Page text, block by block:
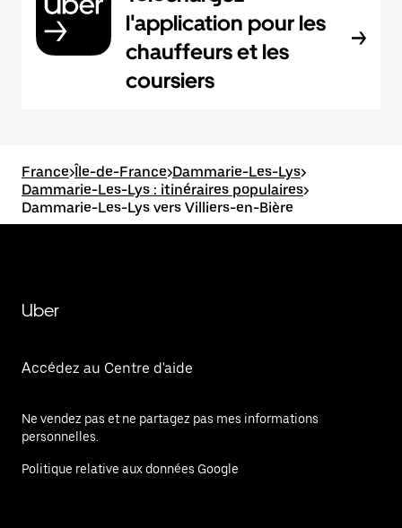
l'application pour les
chauffeurs et les
coursiers
France>Île-de-France>Dammarie-Les-Lys>
Dammarie-Les-Lys : itinéraires populaires>
Dammarie-Les-Lys vers Villiers-en-Bière
Uber
Accédez au Centre d'aide
Ne vendez pas et ne partagez pas mes informations
personnelles.
Politique relative aux données Google